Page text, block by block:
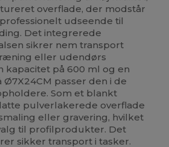
overflade, der modstår
udseende til
Det integrerede
sikrer nem transport
eller udendørs
kapacitet på 600 ml og en
passer den i de
Som et blankt
pulverlakerede overflade
eller gravering, hvilket
til profilprodukter. Det
sikker transport i tasker.